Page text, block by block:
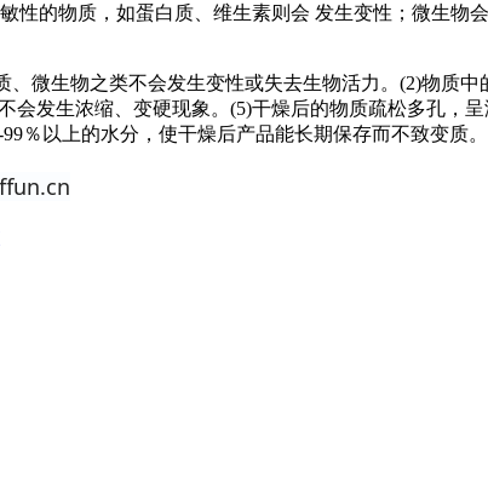
性的物质，如蛋白质、维生素则会 发生变性；微生
、微生物之类不会发生变性或失去生物活力。(2)物质
会发生浓缩、变硬现象。(5)干燥后的物质疏松多孔，
％以上的水分，使干燥后产品能长期保存而不致变质。